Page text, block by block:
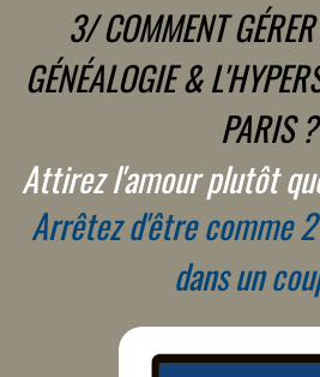
3/ COMMENT
GÉNÉALOGIE &
PARIS ?
Attirez l'amour plutôt
Arrêtez d'être comme
dans un